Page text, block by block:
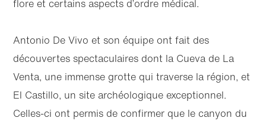
flore et certains aspects d’ordre médical.
Antonio De Vivo et son équipe ont fait des
découvertes spectaculaires dont la Cueva de La
Venta, une immense grotte qui traverse la région, et
El Castillo, un site archéologique exceptionnel.
Celles-ci ont permis de confirmer que le canyon du